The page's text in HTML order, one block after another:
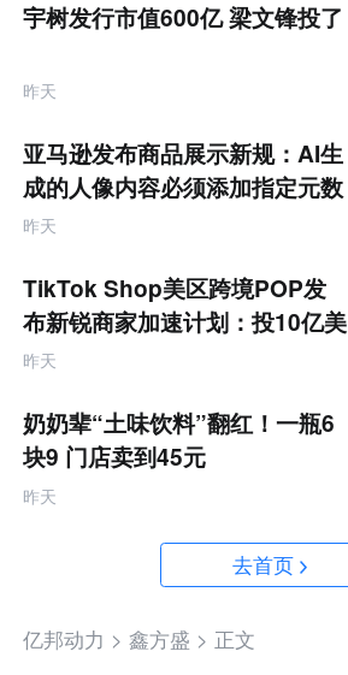
宇树发行市值600亿 梁文锋投了
昨天
亚马逊发布商品展示新规：AI生
成的人像内容必须添加指定元数
据
昨天
TikTok Shop美区跨境POP发
布新锐商家加速计划：投10亿美
金资源帮扶四类商家
昨天
奶奶辈“土味饮料”翻红！一瓶6
块9 门店卖到45元
昨天
去首页
亿邦动力 > 鑫方盛 > 正文